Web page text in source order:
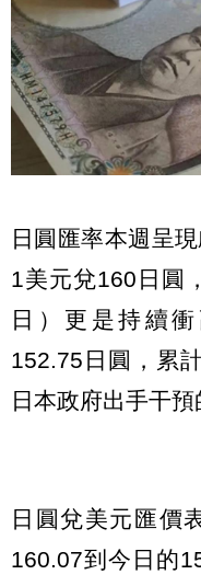
日圓匯率本週呈
1美元兌160日圓
日）更是持續
152.75日圓，累
日本政府出手干預
日圓兌美元匯價
160.07到今日的